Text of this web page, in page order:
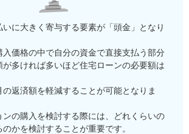
に大きく寄与する要素が「頭金」となり
入価格の中で自分の資金で直接支払う部分
が多ければ多いほど住宅ローンの必要額は
の返済額を軽減することが可能となりま
ンの購入を検討する際には、どれくらいの
かを検討することが重要です。